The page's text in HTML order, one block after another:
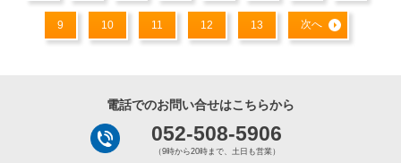
9 10 11 12 13 次へ
電話でのお問い合せはこちらから
052-508-5906
（9時から20時まで、土日も営業）